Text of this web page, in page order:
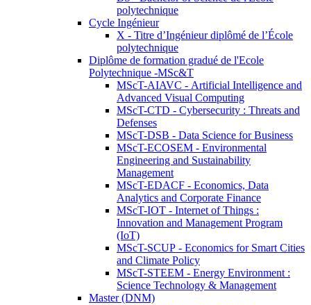
polytechnique
Cycle Ingénieur
X - Titre d’Ingénieur diplômé de l’École
polytechnique
Diplôme de formation gradué de l'Ecole
Polytechnique -MSc&T
MScT-AIAVC - Artificial Intelligence and
Advanced Visual Computing
MScT-CTD - Cybersecurity : Threats and
Defenses
MScT-DSB - Data Science for Business
MScT-ECOSEM - Environmental
Engineering and Sustainability
Management
MScT-EDACF - Economics, Data
Analytics and Corporate Finance
MScT-IOT - Internet of Things :
Innovation and Management Program
(IoT)
MScT-SCUP - Economics for Smart Cities
and Climate Policy
MScT-STEEM - Energy Environment :
Science Technology & Management
Master (DNM)